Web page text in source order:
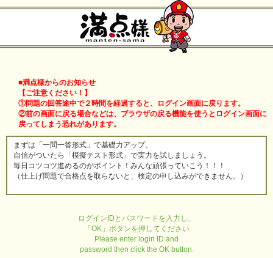
■満点様からのお知らせ
【ご注意ください！】
①問題の回答途中で２時間を経過すると、ログイン画面に戻ります。
②前の画面に戻る場合などは、ブラウザの戻る機能を使うとログイン画面に
戻ってしまう恐れがあります。
まずは「一問一答形式」で基礎力アップ。
自信がついたら「模擬テスト形式」で実力を試しましょう。
毎日コツコツ進めるのがポイント！みんな頑張っていこう！！！
（仕上げ問題で合格点を取らないと、検定の申し込みができません。）
ログインIDとパスワードを入力し、
「OK」ボタンを押してください
Please enter login ID and
password then click the OK button.